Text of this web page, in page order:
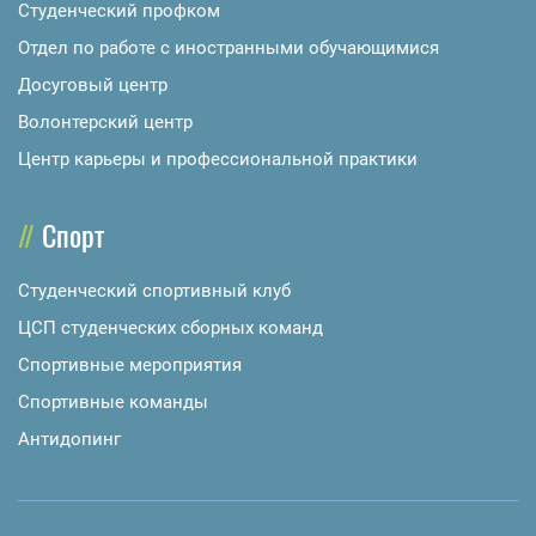
Студенческий профком
Отдел по работе с иностранными обучающимися
Досуговый центр
Волонтерский центр
Центр карьеры и профессиональной практики
Спорт
Студенческий спортивный клуб
ЦСП студенческих сборных команд
Спортивные мероприятия
Спортивные команды
Антидопинг